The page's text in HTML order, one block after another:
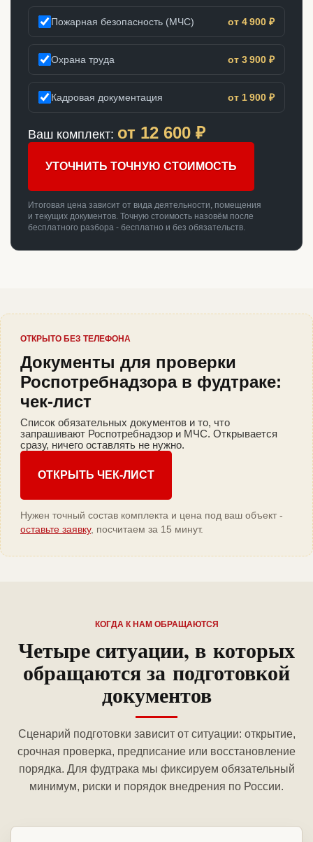
Пожарная безопасность (МЧС) от 4 900 ₽
Охрана труда от 3 900 ₽
Кадровая документация от 1 900 ₽
Ваш комплект: от 12 600 ₽
УТОЧНИТЬ ТОЧНУЮ СТОИМОСТЬ
Итоговая цена зависит от вида деятельности, помещения
и текущих документов. Точную стоимость назовём после
бесплатного разбора - бесплатно и без обязательств.
ОТКРЫТО БЕЗ ТЕЛЕФОНА
Документы для проверки
Роспотребнадзора в фудтраке:
чек-лист
Список обязательных документов и то, что
запрашивают Роспотребнадзор и МЧС. Открывается
сразу, ничего оставлять не нужно.
ОТКРЫТЬ ЧЕК-ЛИСТ
Нужен точный состав комплекта и цена под ваш объект -
оставьте заявку, посчитаем за 15 минут.
КОГДА К НАМ ОБРАЩАЮТСЯ
Четыре ситуации, в которых
обращаются за подготовкой
документов
Сценарий подготовки зависит от ситуации: открытие,
срочная проверка, предписание или восстановление
порядка. Для фудтрака мы фиксируем обязательный
минимум, риски и порядок внедрения по России.